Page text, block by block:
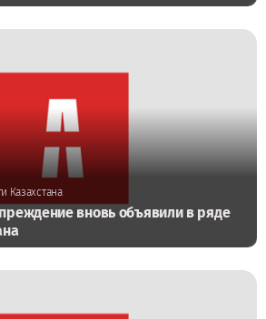
Казахстана
вновь объявили в ряде